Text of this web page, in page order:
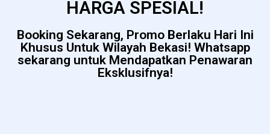
HARGA SPESIAL!
Booking Sekarang, Promo Berlaku Hari Ini
Khusus Untuk Wilayah Bekasi! Whatsapp
sekarang untuk Mendapatkan Penawaran
Eksklusifnya!